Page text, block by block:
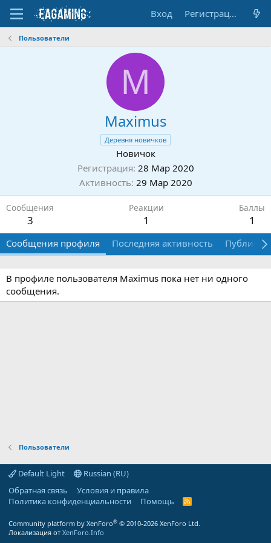
Вход Регистрация
Пользователи
M
Maximus
Деревня новичков
Новичок
Регистрация 28 Мар 2020
Активность 29 Мар 2020
Сообщения
3
Реакции
1
Баллы
1
Сообщения профиля Последняя активность
В профиле пользователя Maximus пока нет ни одного
сообщения.
Пользователи
Default Light
Russian (RU)
Обратная связь
Условия и правила
Политика конфиденциальности
Помощь
R
Community platform by XenForo® © 2010-2026 XenForo Ltd.
Локализация от XenForo.Info